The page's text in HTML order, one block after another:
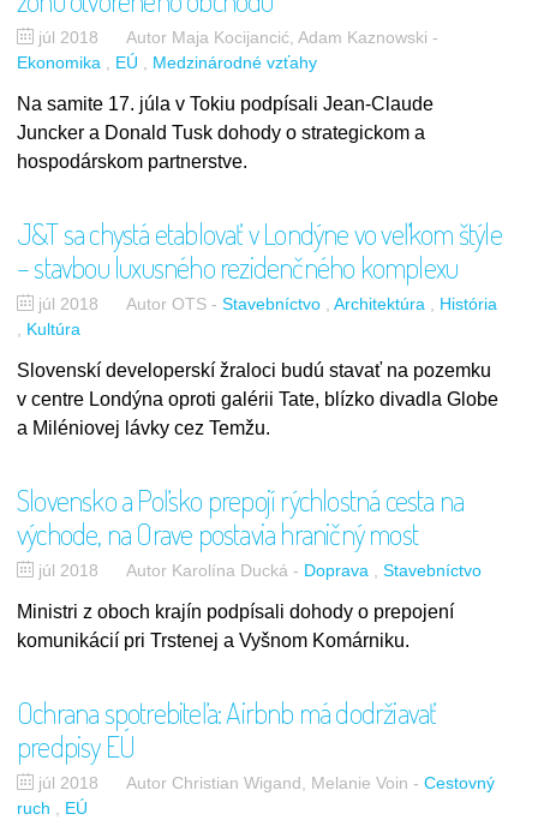
júl 2018 Autor Maja Kocijancić, Adam Kaznowski-
Ekonomika
EÚ Medzinárodné vzťahy
Na samite 17. júla v Tokiu podpísali Jean-Claude
Juncker a Donald Tusk dohody o strategickom a
hospodárskom partnerstve.
J&T sa chystá etablovať v Londýne vo veľkom štýle
– stavbou luxusného rezidenčného komplexu
júl 2018 Autor OTS-Stavebníctvo Architektúra
História
Kultúra
Slovenskí developerskí žraloci budú stavať na pozemku
v centre Londýna oproti galérii Tate, blízko divadla Globe
a Miléniovej lávky cez Temžu.
Slovensko a Poľsko prepojí rýchlostná cesta na
východe, na Orave postavia hraničný most
júl 2018 Autor Karolína Ducká- Doprava Stavebníctvo
Ministri z oboch krajín podpísali dohody o prepojení
komunikácií pri Trstenej a Vyšnom Komárniku.
Ochrana spotrebiteľa: Airbnb má dodržiavať
predpisy EÚ
júl 2018 Autor Christian Wigand, Melanie Voin-Cestovný
ruch
EÚ